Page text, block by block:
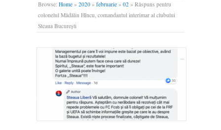
Browse: Home » 2020 » februarie » 02 » Răspuns pentru
colonelul Mădălin Hîncu, comandantul interimar al clubului
Steaua București